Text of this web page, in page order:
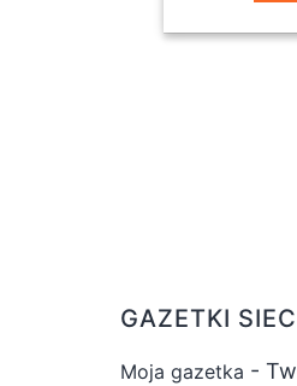
GAZETKI
Moja gazetka -